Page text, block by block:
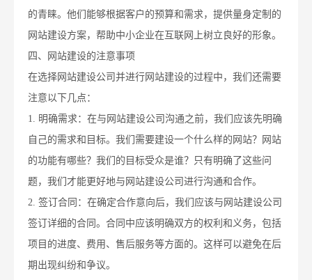
的青睐。他们能够根据客户的预算和需求，提供量身定制的
网站建设方案，帮助中小企业在互联网上树立良好的形象。
四、网站建设的注意事项
在选择网站建设公司并进行网站建设的过程中，我们还需要
注意以下几点：
1. 明确需求：在与网站建设公司沟通之前，我们应该先明确
自己的需求和目标。我们需要建设一个什么样的网站？网站
的功能有哪些？我们的目标受众是谁？只有明确了这些问
题，我们才能更好地与网站建设公司进行沟通和合作。
2. 签订合同：在确定合作意向后，我们应该与网站建设公司
签订详细的合同。合同中应该明确双方的权利和义务，包括
项目的进度、费用、售后服务等方面的。这样可以避免在后
期出现纠纷和争议。